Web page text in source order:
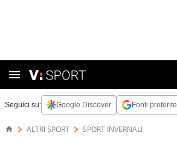
Seguici su: Google Discover Fonti preferite
ALTRI SPORT SPORT INVERNALI